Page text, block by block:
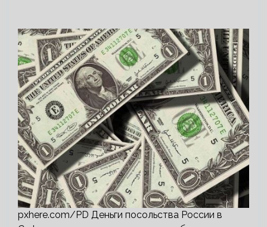
pxhere.com/PD Деньги посольства России в